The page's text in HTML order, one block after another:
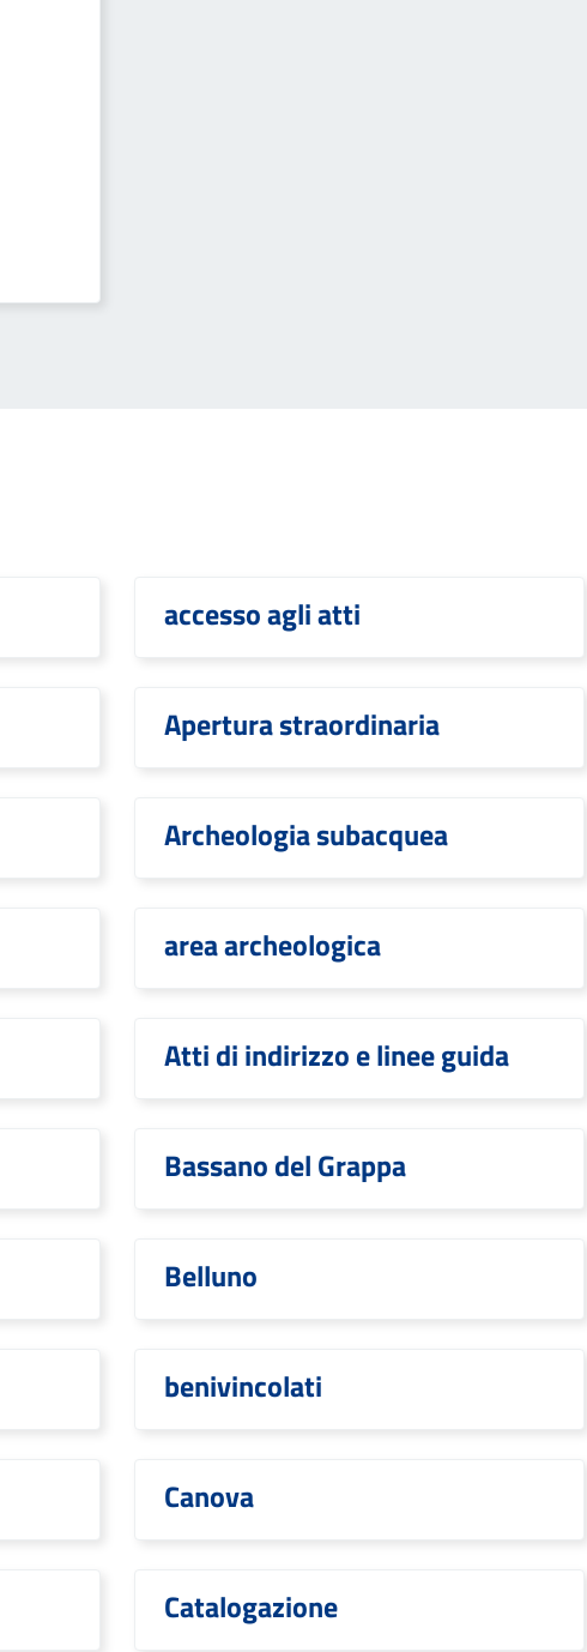
accesso agli atti
Apertura straordinaria
Archeologia subacquea
area archeologica
Atti di indirizzo e linee guida
Bassano del Grappa
Belluno
benivincolati
Canova
Catalogazione